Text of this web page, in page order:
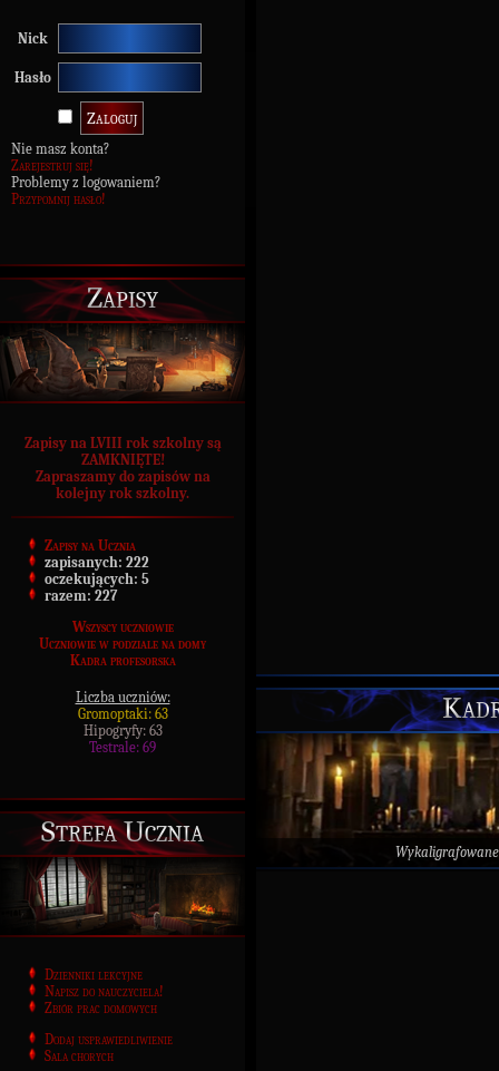
Nick
Hasło
Nie masz konta?
Zarejestruj się!
Problemy z logowaniem?
Przypomnij hasło!
Zapisy
Zapisy na LVIII rok szkolny są
ZAMKNIĘTE!
Zapraszamy do zapisów na
kolejny rok szkolny.
Zapisy na Ucznia
zapisanych: 222
oczekujących: 5
razem: 227
Wszyscy uczniowie
Uczniowie w podziale na domy
Kadra profesorska
Liczba uczniów:
Gromoptaki: 63
Hipogryfy: 63
Testrale: 69
Strefa Ucznia
Dzienniki lekcyjne
Napisz do nauczyciela!
Zbiór prac domowych
Dodaj usprawiedliwienie
Sala chorych